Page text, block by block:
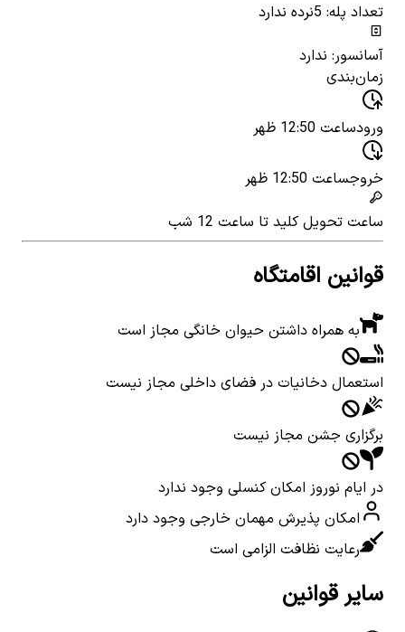
تعداد پله: 5
نرده ندارد
آسانسور: ندارد
زمان‌بندی
ورودساعت 12:50 ظهر
خروجساعت 12:50 ظهر
ساعت تحویل کلید تا ساعت 12 شب
قوانین اقامتگاه
به همراه داشتن حیوان خانگی مجاز است
استعمال دخانیات در فضای داخلی مجاز نیست
برگزاری جشن مجاز نیست
در ایام نوروز امکان کنسلی وجود ندارد
امکان پذیرش مهمان خارجی وجود دارد
رعایت نظافت الزامی است
سایر قوانین